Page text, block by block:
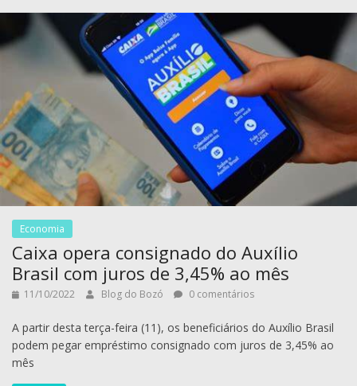
Economia
Caixa opera consignado do Auxílio
Brasil com juros de 3,45% ao mês
11/10/2022 Blog do Bozó 0 comentários
A partir desta terça-feira (11), os beneficiários do Auxílio Brasil
podem pegar empréstimo consignado com juros de 3,45% ao
mês